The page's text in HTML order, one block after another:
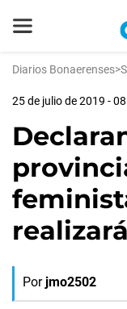
Diarios Bonaerenses>
25 de julio de 2019 -
Por jmo2502